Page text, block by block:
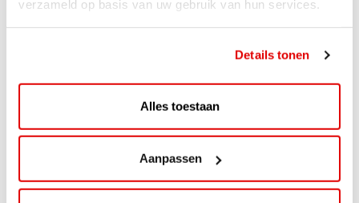
verzameld op basis van uw gebruik van hun services.
Details tonen
Alles toestaan
Aanpassen